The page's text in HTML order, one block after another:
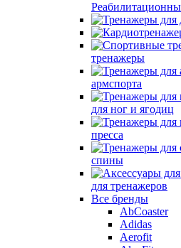
тренажеры
армспорта
для ног и ягодиц
пресса
спины
для тренажеров
Все бренды
AbCoaster
Adidas
Aerofit